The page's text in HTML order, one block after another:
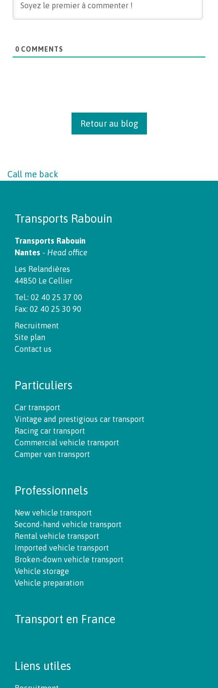
0 COMMENTS
Retour au blog
Call me back
Transports Rabouin
Transports Rabouin
Nantes - Head office
Les Relandières
44850 Le Cellier
Tel.: 02 40 25 37 00
Fax: 02 40 25 30 90
Recruitment
Site plan
Contact us
Particuliers
Car transport
Vintage and prestigious car transport
Racing car transport
Commercial vehicle transport
Camper van transport
Professionnels
New vehicle transport
Second-hand vehicle transport
Rental vehicle transport
Imported vehicle transport
Broken-down vehicle transport
Vehicle storage
Vehicle preparation
Transport en France
Liens utiles